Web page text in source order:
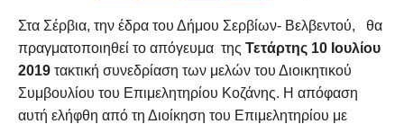
Στα Σέρβια, την έδρα του Δήμου Σερβίων- Βελβεντού, θα
πραγματοποιηθεί το απόγευμα της Τετάρτης 10 Ιουλίου
2019τακτική συνεδρίαση των μελών του Διοικητικού
Συμβουλίου του Επιμελητηρίου Κοζάνης. Η απόφαση
αυτή ελήφθη από τη Διοίκηση του Επιμελητηρίου με